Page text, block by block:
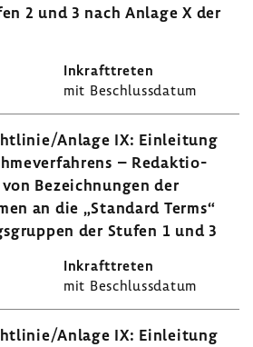
2 und 3 nach Anlage X der
mit Beschluss­datum
Anlage IX: Einlei­tung
– Redak­tio­
Bezeich­nungen der
an die „Stan­dard Terms“
der Stufen 1 und 3
mit Beschluss­datum
Anlage IX: Einlei­tung